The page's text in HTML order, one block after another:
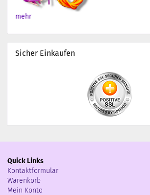
mehr
Sicher Einkaufen
Quick Links
Kontaktformular
Warenkorb
Mein Konto